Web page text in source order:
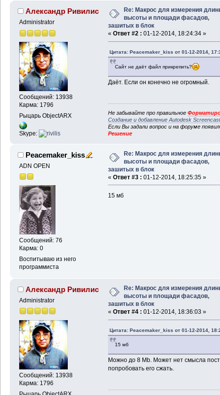
если вначале была
то будет считать
) ;_
) ;_ end
strcat
( terpri
(vla-erase (vlax-
"ACAD_TABLE"))))
(setq _t ( vlax-
0)))
(vla-settext _t 3
(setq _sum (+
(setq _sum_sq (+
(vla-put-value
0
(
( setq _tablex (ssget
"Характеристика
(setq _t (vlax-
(vla-settext _t 2 1
vla-settext _t 1 1
(setvar
Александр Ривилис
Administrator
Сообщений: 13938
Карма: 1796
Рыцарь ObjectARX
Skype:
Re: Макрос для измерения
высоты и площади фасадов,
зашитых в блок
« Ответ #2 : 01-12-2014, 18:24:34 »
Цитата: Peacemaker_kiss от 01-12-2014,
Сайт не даёт файл прикрепить?
Даёт. Если он конечно не огромный.
Не забывайте про правильное
Создание и добавление Autodesk
Если Вы задали вопрос и на форуме
Решение
Peacemaker_kiss
ADN OPEN
Сообщений: 76
Карма: 0
Воспитываю из него
программиста
Re: Макрос для измерения
высоты и площади фасадов,
зашитых в блок
« Ответ #3 : 01-12-2014, 18:25:35 »
15 мб
Александр Ривилис
Administrator
Сообщений: 13938
Карма: 1796
Re: Макрос для измерения
высоты и площади фасадов,
зашитых в блок
« Ответ #4 : 01-12-2014, 18:36:03 »
Цитата: Peacemaker_kiss от 01-12-2014,
15 мб
Можно до 8 Mb. Может нет смысла
попробовать его сжать.